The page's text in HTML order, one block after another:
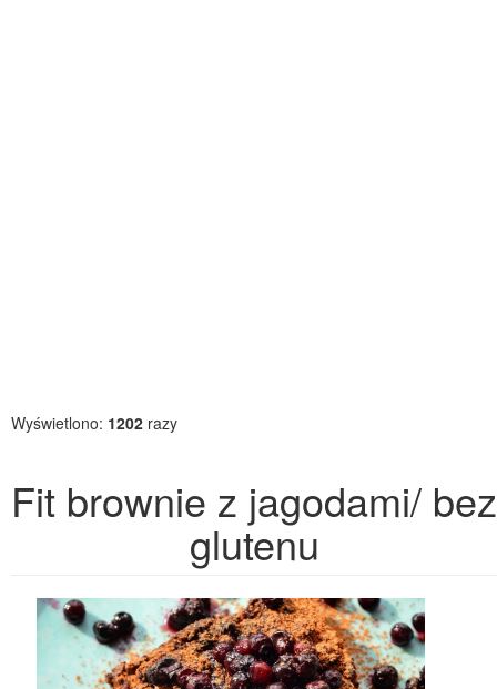
Wyświetlono: 1202 razy
Fit brownie z jagodami/ bez
glutenu